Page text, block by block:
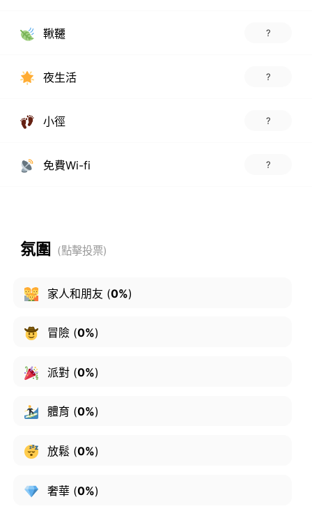
鞦韆 ?
夜生活 ?
小徑 ?
免費Wi-fi ?
氛圍
家人和朋友 (0%)
冒險(0%)
派對(0%)
體育 (0%)
放鬆(0%)
奢華(0%)